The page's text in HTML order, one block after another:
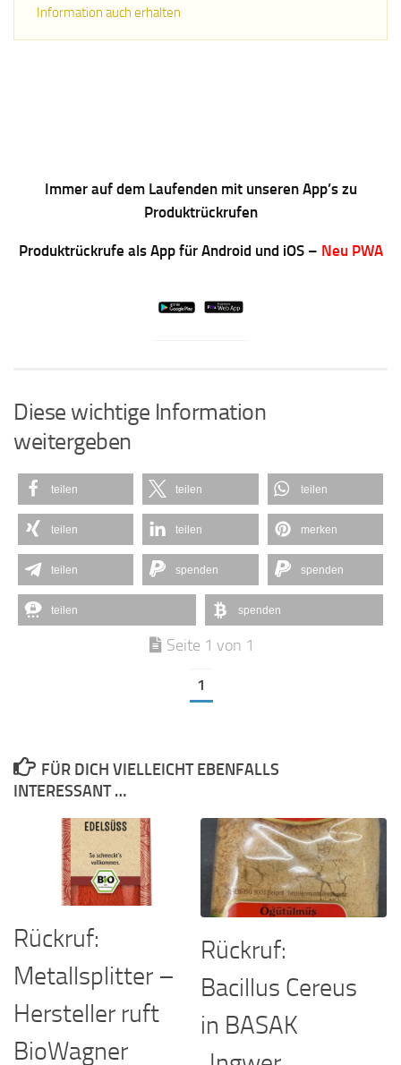
Information auch erhalten
Immer auf dem Laufenden mit unseren App’s zu
Produktrückrufen
Produktrückrufe als App für Android und iOS – Neu PWA
Diese wichtige Information
weitergeben
teilen teilen teilen
teilen teilen merken
teilen spenden spenden
teilen spenden
Seite 1 von 1
1
FÜR DICH VIELLEICHT EBENFALLS
INTERESSANT …
Rückruf:
Metallsplitter –
Hersteller ruft
BioWagner
Rückruf:
Bacillus Cereus
in BASAK